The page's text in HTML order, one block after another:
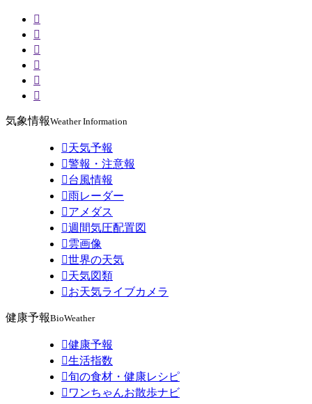






気象情報Weather Information
天気予報
警報・注意報
台風情報
雨レーダー
アメダス
週間気圧配置図
雲画像
世界の天気
天気図類
お天気ライブカメラ
健康予報BioWeather
健康予報
生活指数
旬の食材・健康レシピ
 ワンちゃんお散歩ナビ